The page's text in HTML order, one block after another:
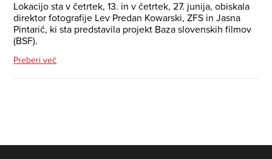
Lokacijo sta v četrtek, 13. in v četrtek, 27. junija, obiskala
direktor fotografije Lev Predan Kowarski, ZFS in Jasna
Pintarič, ki sta predstavila projekt Baza slovenskih filmov
(BSF).
Preberi več